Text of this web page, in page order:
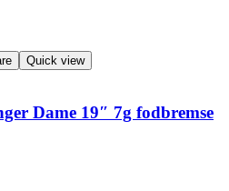
Quick view
Dame 19″ 7g fodbremse